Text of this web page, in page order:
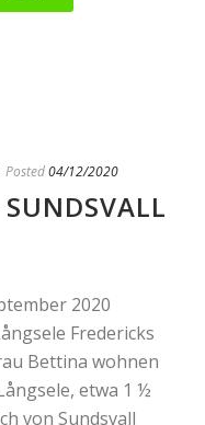
Posted04/12/2020
2020
Fredericks
Bettina wohnen
etwa 1 ½
von Sundsvall